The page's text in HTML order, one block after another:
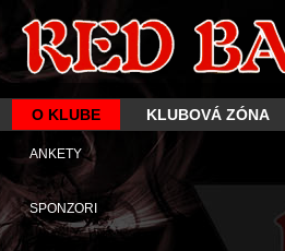
O KLUBE KLUBOVÁ ZÓNA
ANKETY
SPONZORI